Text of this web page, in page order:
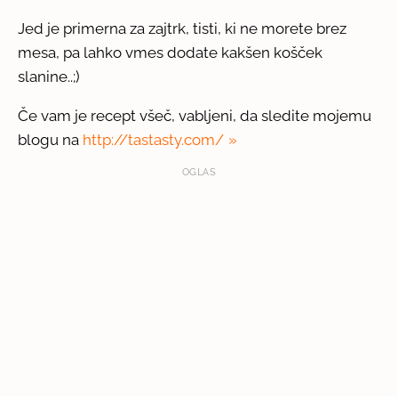
Jed je primerna za zajtrk, tisti, ki ne morete brez
mesa, pa lahko vmes dodate kakšen košček
slanine..;)
Če vam je recept všeč, vabljeni, da sledite mojemu
blogu na http://tastasty.com/
OGLAS